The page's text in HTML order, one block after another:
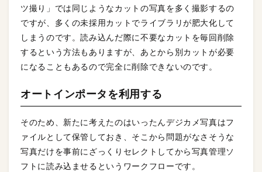
ツ撮り」では同じようなカットの写真を多く撮影するの
ですが、多くの未採用カットでライブラリが肥大化して
しまうのです。読み込んだ際に不要なカットを毎回削除
するという方法もありますが、あとから別カットが必要
になることもあるので完全に削除できないのです。
オートインポータを利用する
そのため、新たに考えたのはいったんデジカメ写真はフ
ァイルとして保管しておき、そこから問題がなさそうな
写真だけを事前にざっくりセレクトしてから写真管理ソ
フトに読み込ませるというワークフローです。